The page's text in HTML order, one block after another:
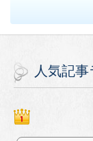
人気記